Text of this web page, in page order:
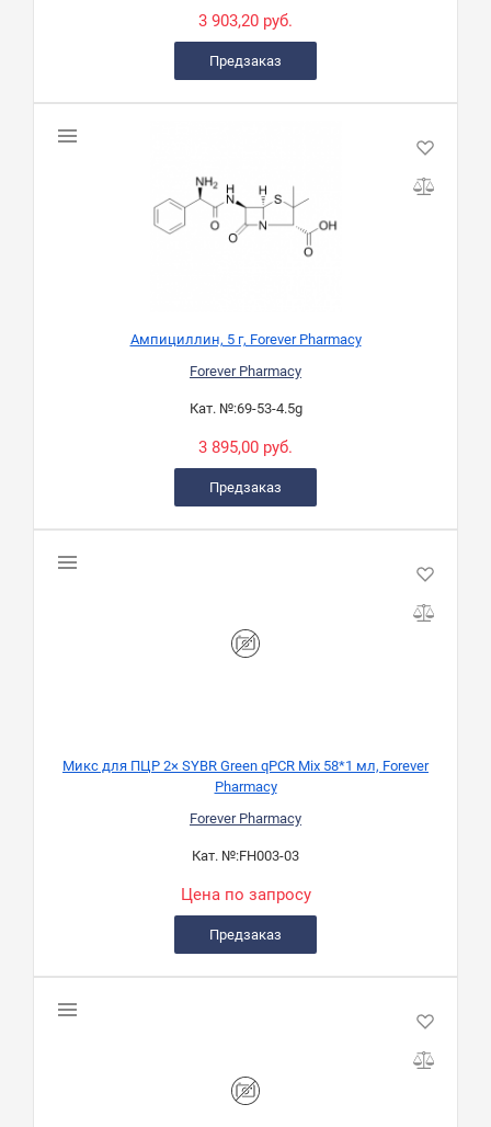
3 903,20 руб.
Предзаказ
Ампициллин, 5 г, Forever Pharmacy
Forever Pharmacy
Кат. №:69-53-4.5g
3 895,00 руб.
Предзаказ
Микс для ПЦР 2× SYBR Green qPCR Mix 58*1 мл, Forever
Pharmacy
Forever Pharmacy
Кат. №:FH003-03
Цена по запросу
Предзаказ